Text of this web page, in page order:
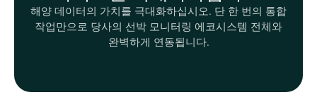
해양 데이터의 가치를 극대화하십시오. 단 한 번의 통합
작업만으로 당사의 선박 모니터링 에코시스템 전체와
완벽하게 연동됩니다.